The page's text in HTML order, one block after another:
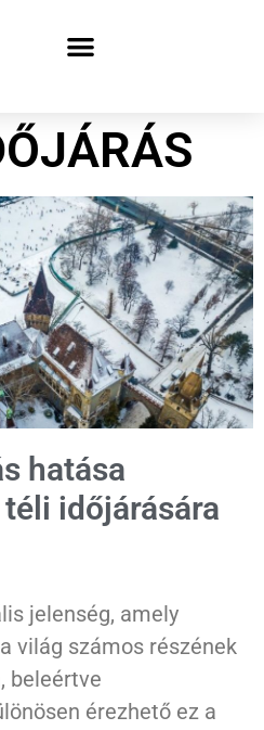
hatása
időjárására
jelenség, amely
világ számos részének
beleértve
érezhető ez a